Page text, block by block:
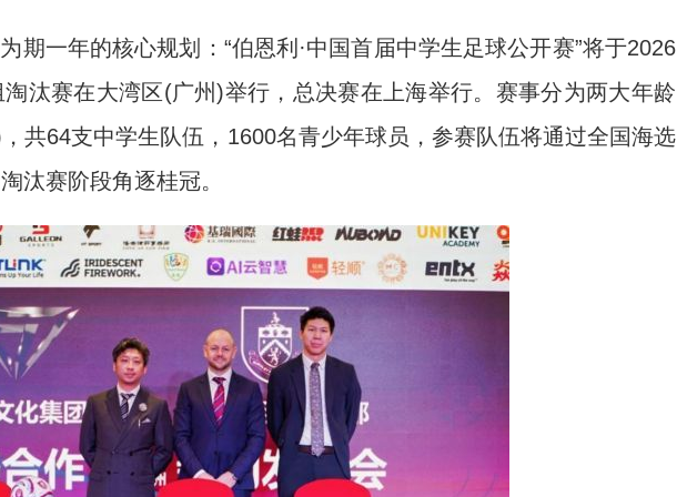
一年的核心规划：“伯恩利·中国首届中学生足球公开赛”将于2026
汰赛在大湾区(广州)举行，总决赛在上海举行。赛事分为两大年龄
共64支中学生队伍，1600名青少年球员，参赛队伍将通过全国海选
汰赛阶段角逐桂冠。